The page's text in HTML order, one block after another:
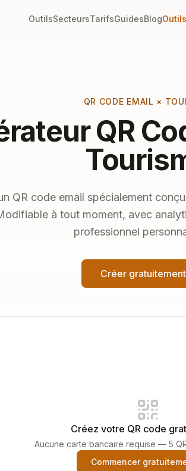
OutilsSecteursTarifsGuidesBlog
QR CODE EMAIL ×
QR
QR code email spécialement
à tout moment, avec
professionnel
Créer gratuitement
Créez votre QR code
Aucune carte bancaire requise — 5
Commencer